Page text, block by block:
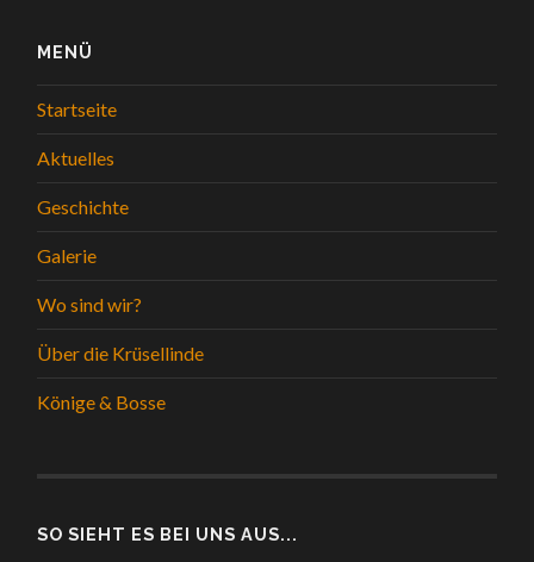
MENÜ
Startseite
Aktuelles
Geschichte
Galerie
Wo sind wir?
Über die Krüsellinde
Könige & Bosse
SO SIEHT ES BEI UNS AUS...